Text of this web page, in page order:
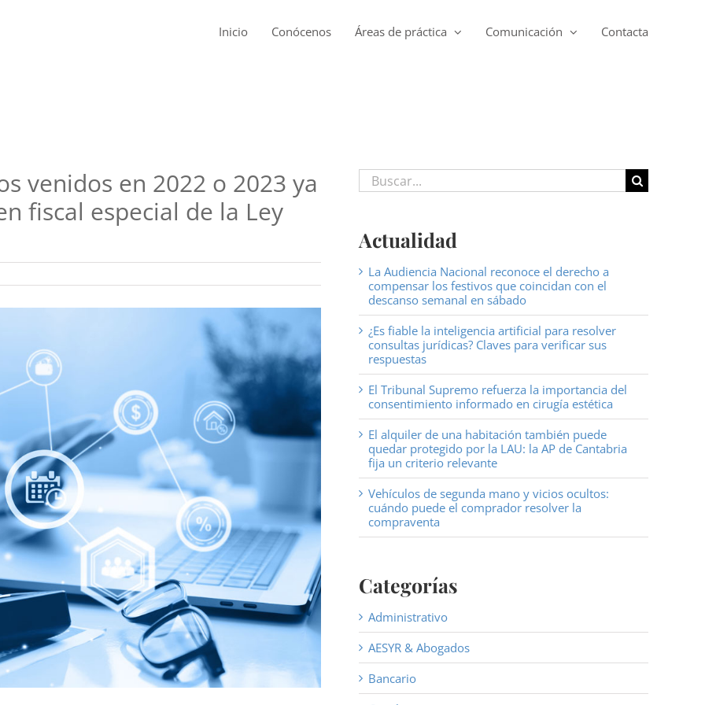
Inicio Conócenos Áreas de práctica Comunicación Contacta
venidos en 2022 o 2023 ya
fiscal especial de la Ley
Buscar:
Actualidad
La Audiencia Nacional reconoce el derecho a
compensar los festivos que coincidan con el
descanso semanal en sábado
¿Es fiable la inteligencia artificial para resolver
consultas jurídicas? Claves para verificar sus
respuestas
El Tribunal Supremo refuerza la importancia del
consentimiento informado en cirugía estética
El alquiler de una habitación también puede
quedar protegido por la LAU: la AP de Cantabria
fija un criterio relevante
Vehículos de segunda mano y vicios ocultos:
cuándo puede el comprador resolver la
compraventa
Categorías
Administrativo
AESYR & Abogados
Bancario